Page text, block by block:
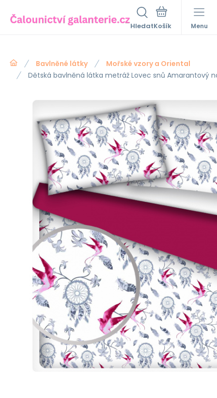
Hledat Menu
Bavlněné látky
Mořské vzory a Oriental
Dětská bavlněná látka metráž Lovec snů Amarantový